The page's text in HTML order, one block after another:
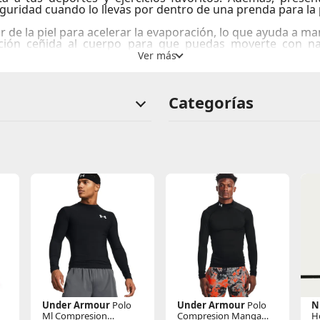
cuando lo llevas por dentro de una prenda para
de la piel para acelerar la evaporación, lo que ayuda a
ceñida al cuerpo para que puedas moverte con
suaves al contacto con la piel.
Categorías
Under Armour Polo
Ml Compresion
Under Armour Polo
Compresion Manga